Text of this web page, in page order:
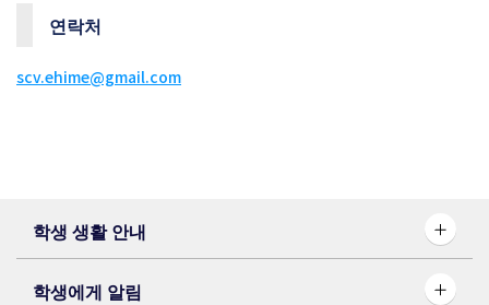
학생 생활 안내
학생에게 알림
연락처
scv.ehime@gmail.com